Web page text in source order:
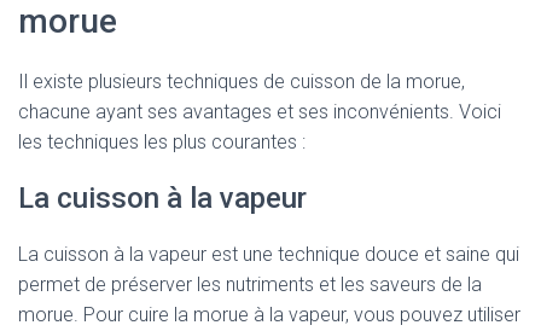
morue
Il existe plusieurs techniques de cuisson de la morue,
chacune ayant ses avantages et ses inconvénients. Voici
les techniques les plus courantes :
La cuisson à la vapeur
La cuisson à la vapeur est une technique douce et saine qui
permet de préserver les nutriments et les saveurs de la
morue. Pour cuire la morue à la vapeur, vous pouvez utiliser